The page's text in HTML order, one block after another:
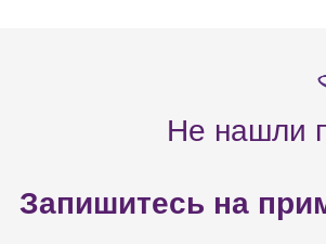
Не нашли
Запишитесь на